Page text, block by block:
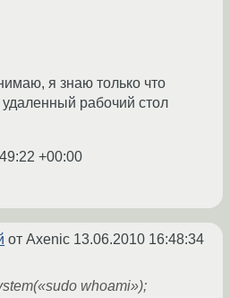
я знаю только что
удаленный рабочий стол
+00:00
от Axenic 13.06.2010 16:48:34
whoami»);